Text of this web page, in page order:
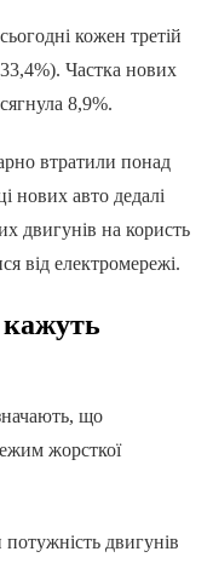
кожен третій
Частка нових
8,9%.
втратили понад
нових авто дедалі
двигунів на користь
від електромережі.
що
жорсткої
двигунів